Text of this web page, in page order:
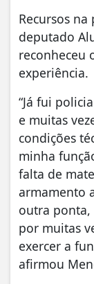
Recursos
deputado
reconheceu
experiência.
“Já fui
e muitas
condições
minha
falta de
armamento
outra ponta,
por muitas
exercer a
afirmou